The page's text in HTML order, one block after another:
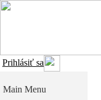
Prihlásiť sa
Main Menu